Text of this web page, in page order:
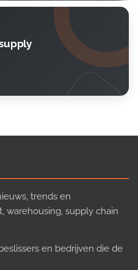
trends en
warehousing, supply chain
en bedrijven die de